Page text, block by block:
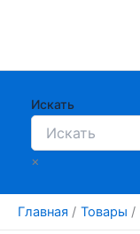
Искать
×
Главная Товары